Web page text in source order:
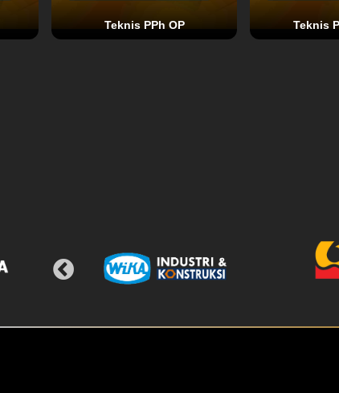
Teknis PPh OP Teknis